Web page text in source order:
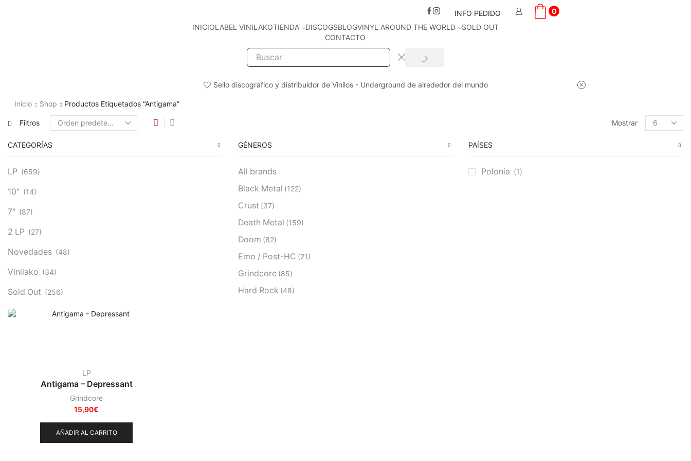
INFO PEDIDO
0
INICIOLABEL VINILAKOTIENDA DISCOGSBLOGVINYL AROUND THE WORLD
SOLD OUT
CONTACTO
Search
SEARCH
Sello discográfico y distribuidor de Vinilos - Underground de alrededor del mundo
Inicio Shop Productos Etiquetados “Antigama”
Filtros Mostrar
Products
per
CATEGORÍAS
LP (659)
10" (14)
7" (87)
2 LP (27)
Novedades (48)
Vinilako (34)
Sold Out (256)
GÉNEROS
All brands
Black Metal (122)
Crust (37)
Death Metal (159)
Doom (82)
Emo / Post-HC (21)
Grindcore (85)
Hard Rock (48)
PAÍSES
Polonia (1)
LP
Antigama – Depressant
Grindcore
15,90€
AÑADIR AL CARRITO